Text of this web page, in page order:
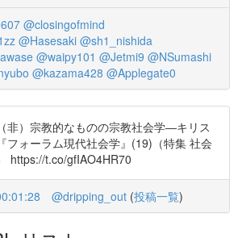
@closingofmind
@Hasesaki @sh1_nishida
@waipy101 @Jetmi9 @NSumashi
@kazama428 @Applegate0
非）宗教的なものの宗教社会学―キリス
フォーラム現代社会学』(19)（特集 社会
https://t.co/gfIAO4HR70
@dripping_out (投稿一覧)